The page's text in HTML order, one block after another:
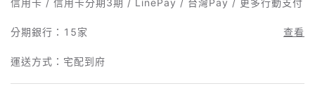
分期銀行： 15家 查看
運送方式：宅配到府